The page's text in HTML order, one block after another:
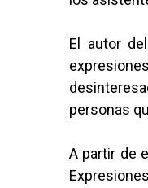
El autor
personas
A partir de